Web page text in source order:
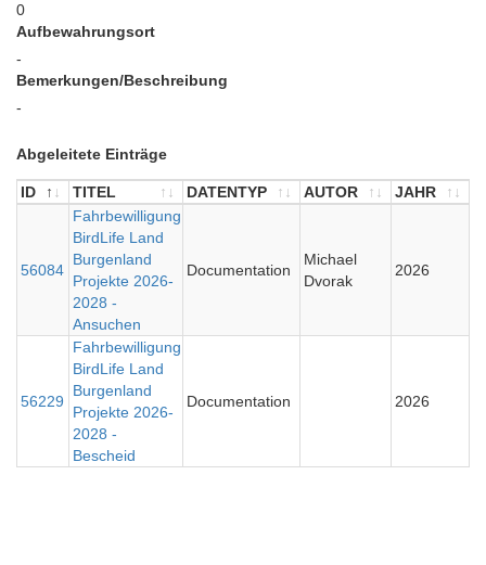
0
Aufbewahrungsort
-
Bemerkungen/Beschreibung
-
Abgeleitete Einträge
ID TITEL DATENTYP AUTOR
JAHR
TITEL
56084
Fahrbewilligung
BirdLife Land
Burgenland
Projekte 2026-
2028 -
Ansuchen
Documentation
Michael
Dvorak
2026
56229
Fahrbewilligung
BirdLife Land
Burgenland
Projekte 2026-
2028 -
Bescheid
Documentation 2026